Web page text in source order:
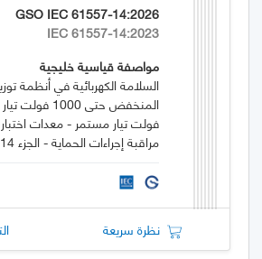
GSO IEC 61557-14:2026
IEC 61557-14:2023
مواصفة قياسية خليجية
السلامة الكهربائية في أنظمة
فولت تيار مستمر - معدات
نظرة سريعة